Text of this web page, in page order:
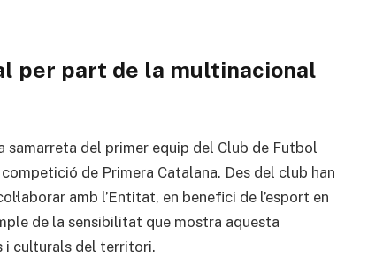
per part de la multinacional
del primer equip del Club de Futbol
de Primera Catalana. Des del club han
amb l’Entitat, en benefici de l’esport en
de la sensibilitat que mostra aquesta
i culturals del territori.